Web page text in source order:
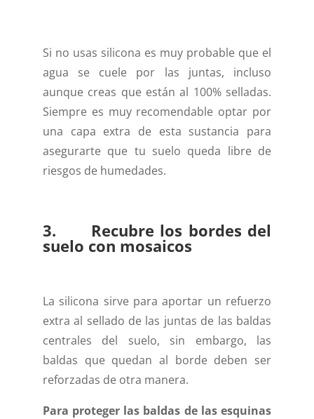
Si no usas silicona es muy probable que el
agua se cuele por las juntas, incluso
aunque creas que están al 100% selladas.
Siempre es muy recomendable optar por
una capa extra de esta sustancia para
asegurarte que tu suelo queda libre de
riesgos de humedades.
3. Recubre los bordes del
suelo con mosaicos
La silicona sirve para aportar un refuerzo
extra al sellado de las juntas de las baldas
centrales del suelo, sin embargo, las
baldas que quedan al borde deben ser
reforzadas de otra manera.
Para proteger las baldas de las esquinas